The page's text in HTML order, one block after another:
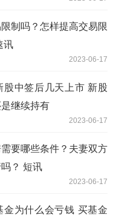
制吗？怎样提高交易限
讯
2023-06-17
股中签后几天上市 新股
是继续持有
2023-06-17
要哪些条件？夫妻双方
？ 短讯
2023-06-17
金为什么会亏钱 买基金